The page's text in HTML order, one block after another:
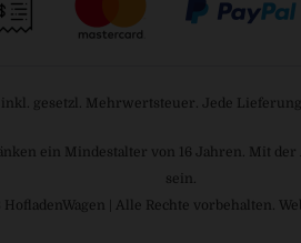
inkl. gesetzl. Mehrwertsteuer. Jede
ein Mindestalter von 16 Jahren. Mit
sein.
HofladenWagen | Alle Rechte vorbehalten.